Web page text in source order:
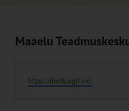
Maaelu
Website
https://metk.agri.ee/